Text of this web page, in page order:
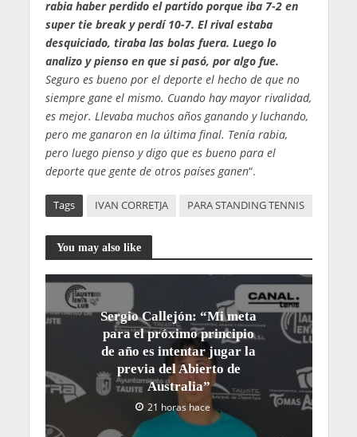
rabia haber perdido el partido porque iba 7-2 en
super tie break y perdí 10-7. El rival estaba
desquiciado, tiraba las bolas fuera. Luego lo
analizo y pienso en que si pasó, por algo fue.
Seguro es bueno por el deporte el hecho de que no
siempre gane el mismo. Cuando hay mayor rivalidad,
es mejor. Llevaba muchos años ganando y luchando,
pero me ganaron en la última final. Tenía rabia,
pero luego pienso y digo que es bueno para el
deporte que gente de otros países ganen“.
Tags IVAN CORRETJA PARA STANDING TENNIS
You may also like
Sergio Callejón: “Mi meta
para el próximo principio
de año es intentar jugar la
previa del Abierto de
Australia”
21 horas hace